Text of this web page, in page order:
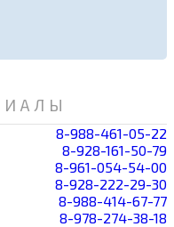
8-988-461-05-22
8-928-161-50-79
8-961-054-54-00
8-928-222-29-30
8-988-414-67-77
8-978-274-38-18